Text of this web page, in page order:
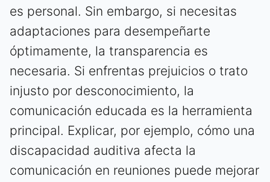
es personal. Sin embargo, si necesitas
adaptaciones para desempeñarte
óptimamente, la transparencia es
necesaria. Si enfrentas prejuicios o trato
injusto por desconocimiento, la
comunicación educada es la herramienta
principal. Explicar, por ejemplo, cómo una
discapacidad auditiva afecta la
comunicación en reuniones puede mejorar